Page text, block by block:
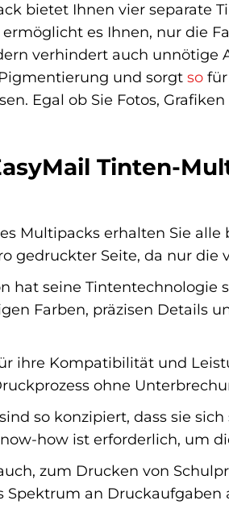
bietet Ihnen vier separate
es Ihnen, nur die
verhindert auch unnötige
und sorgt so
Egal ob Sie Fotos,
Tinten-
Multipacks erhalten Sie
gedruckter Seite, da nur die
hat seine
Farben, präzisen Details
ihre Kompatibilität und
ohne
so konzipiert, dass sie
how ist erforderlich, um
zum Drucken von
Spektrum an Druckaufgaben